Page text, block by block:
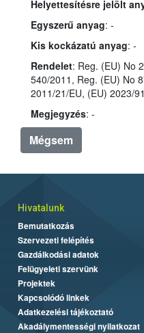
Helyettesítésre jelölt
Egyszerű anyag: -
Kis kockázatú anyag: -
Rendelet: Reg. (EU) No
540/2011, Reg. (EU) No
2011/21/
Megjegyzés: -
Mégsem
Hivatalunk
Bemutatkozás
Szervezeti felépítés
Gazdálkodási adatok
Felügyeleti szervünk
Projektek
Kapcsolódó linkek
Adatkezelési tájékoztató
Akadálymentességi nyilatkozat